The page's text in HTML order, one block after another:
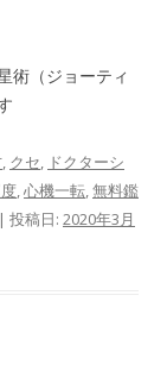
術（ジョーティ
, クセ, ドクターシ
,心機一転,無料鑑
| 投稿日: 2020年3月